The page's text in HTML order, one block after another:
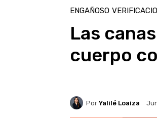
ENGAÑOSO
Las
cuerpo
Por Yalilé Loaiza